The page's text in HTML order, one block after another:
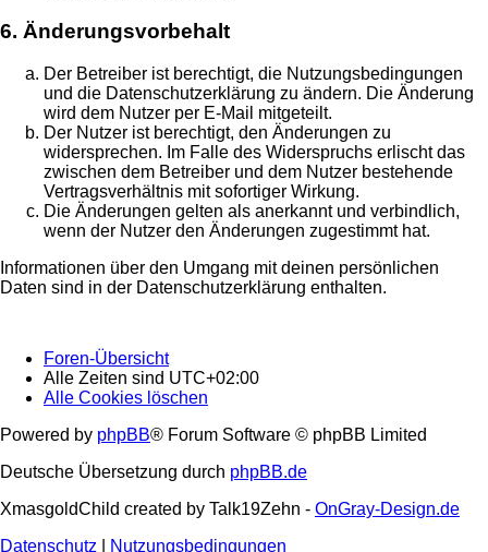
6. Änderungsvorbehalt
Der Betreiber ist berechtigt, die Nutzungsbedingungen
und die Datenschutzerklärung zu ändern. Die Änderung
wird dem Nutzer per E-Mail mitgeteilt.
Der Nutzer ist berechtigt, den Änderungen zu
widersprechen. Im Falle des Widerspruchs erlischt das
zwischen dem Betreiber und dem Nutzer bestehende
Vertragsverhältnis mit sofortiger Wirkung.
Die Änderungen gelten als anerkannt und verbindlich,
wenn der Nutzer den Änderungen zugestimmt hat.
Informationen über den Umgang mit deinen persönlichen
Daten sind in der Datenschutzerklärung enthalten.
Foren-Übersicht
Alle Zeiten sind UTC+02:00
Alle Cookies löschen
Powered by phpBB® Forum Software © phpBB Limited
Deutsche Übersetzung durch phpBB.de
XmasgoldChild created by Talk19Zehn - OnGray-Design.de
Datenschutz
Nutzungsbedingungen